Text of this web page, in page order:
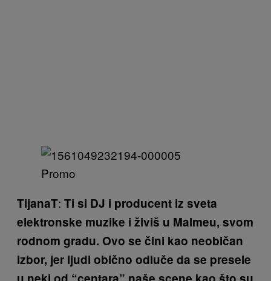
Promo
TijanaT: Ti si DJ i producent iz sveta
elektronske muzike i živiš u Malmeu, svom
rodnom gradu. Ovo se čini kao neobičan
izbor, jer ljudi obično odluče da se presele